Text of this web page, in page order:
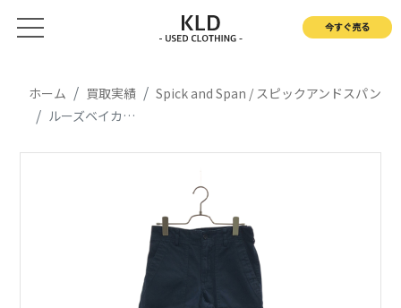
今すぐ売る
ホーム 買取実績
Spick and Span / スピックアンドスパン
ルーズベイカーパンツ